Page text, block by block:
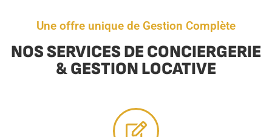
Une offre unique de Gestion Complète
NOS SERVICES DE CONCIERGERIE
& GESTION LOCATIVE